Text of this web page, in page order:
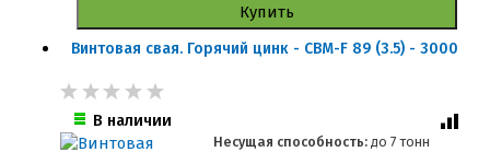
Купить
Винтовая свая. Горячий цинк - СВМ-F 89 (3.5) - 3000
В наличии
Несущая способность: до 7 тонн